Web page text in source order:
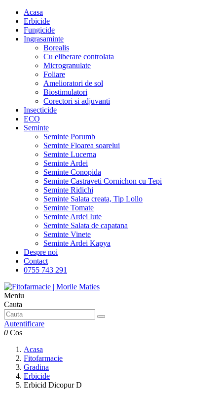
Acasa
Erbicide
Fungicide
Ingrasaminte
Borealis
Cu eliberare controlata
Microgranulate
Foliare
Amelioratori de sol
Biostimulatori
Corectori si adjuvanti
Insecticide
ECO
Seminte
Seminte Porumb
Seminte Floarea soarelui
Seminte Lucerna
Seminte Ardei
Seminte Conopida
Seminte Castraveti Cornichon cu Tepi
Seminte Ridichi
Seminte Salata creata, Tip Lollo
Seminte Tomate
Seminte Ardei Iute
Seminte Salata de capatana
Seminte Vinete
Seminte Ardei Kapya
Despre noi
Contact
0755 743 291
Meniu
Cauta
Autentificare
0 Cos
Acasa
Fitofarmacie
Gradina
Erbicide
Erbicid Dicopur D